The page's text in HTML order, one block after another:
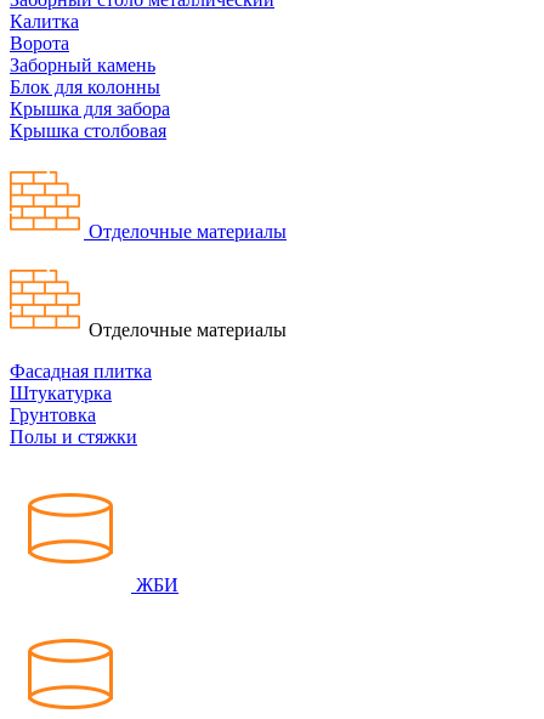
Калитка
Ворота
Заборный камень
Блок для колонны
Крышка для забора
Крышка столбовая
Отделочные материалы
Отделочные материалы
Фасадная плитка
Штукатурка
Грунтовка
Полы и стяжки
ЖБИ